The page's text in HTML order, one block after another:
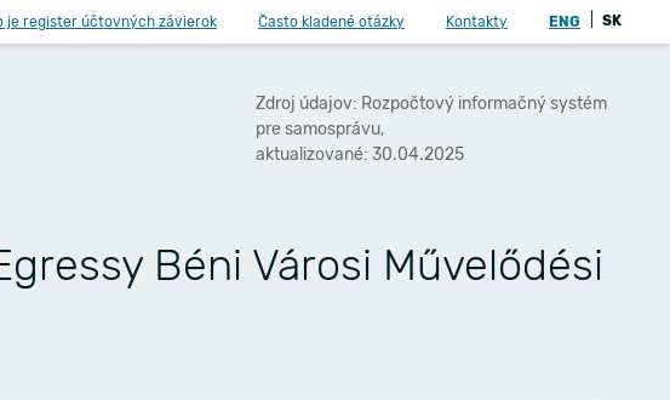
je register účtovných závierok Často kladené otázky Kontakty ENG SK
Zdroj údajov: Rozpočtový informačný systém
pre samosprávu,
aktualizované: 30.04.2025
Béni Városi Művelődési